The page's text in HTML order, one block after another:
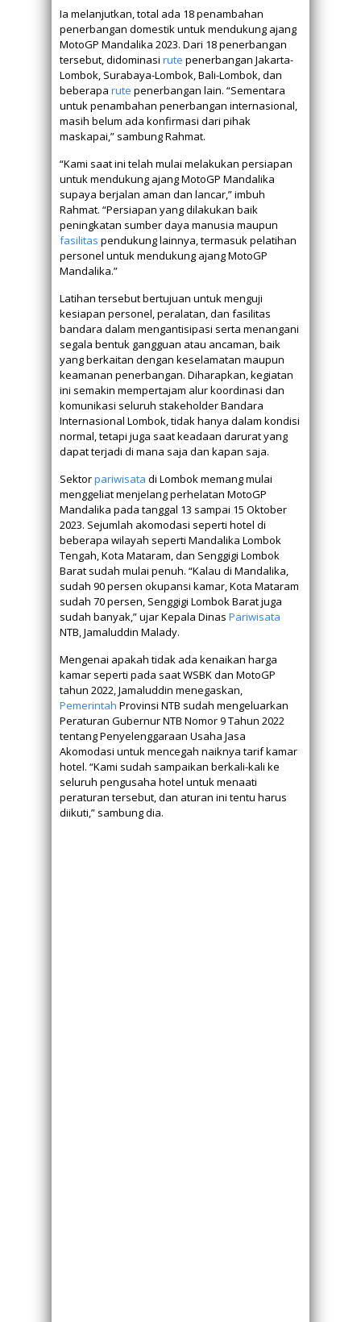
Ia melanjutkan, total ada 18 penambahan
penerbangan domestik untuk mendukung ajang
MotoGP Mandalika 2023. Dari 18 penerbangan
tersebut, didominasi rute penerbangan Jakarta-
Lombok, Surabaya-Lombok, Bali-Lombok, dan
beberapa rute penerbangan lain. “Sementara
untuk penambahan penerbangan internasional,
masih belum ada konfirmasi dari pihak
maskapai,” sambung Rahmat.
“Kami saat ini telah mulai melakukan persiapan
untuk mendukung ajang MotoGP Mandalika
supaya berjalan aman dan lancar,” imbuh
Rahmat. “Persiapan yang dilakukan baik
peningkatan sumber daya manusia maupun
fasilitas pendukung lainnya, termasuk pelatihan
personel untuk mendukung ajang MotoGP
Mandalika.”
Latihan tersebut bertujuan untuk menguji
kesiapan personel, peralatan, dan fasilitas
bandara dalam mengantisipasi serta menangani
segala bentuk gangguan atau ancaman, baik
yang berkaitan dengan keselamatan maupun
keamanan penerbangan. Diharapkan, kegiatan
ini semakin mempertajam alur koordinasi dan
komunikasi seluruh stakeholder Bandara
Internasional Lombok, tidak hanya dalam kondisi
normal, tetapi juga saat keadaan darurat yang
dapat terjadi di mana saja dan kapan saja.
Sektorpariwisata di Lombok memang mulai
menggeliat menjelang perhelatan MotoGP
Mandalika pada tanggal 13 sampai 15 Oktober
2023. Sejumlah akomodasi seperti hotel di
beberapa wilayah seperti Mandalika Lombok
Tengah, Kota Mataram, dan Senggigi Lombok
Barat sudah mulai penuh. “Kalau di Mandalika,
sudah 90 persen okupansi kamar, Kota Mataram
sudah 70 persen, Senggigi Lombok Barat juga
sudah banyak,” ujar Kepala Dinas Pariwisata
NTB, Jamaluddin Malady.
Mengenai apakah tidak ada kenaikan harga
kamar seperti pada saat WSBK dan MotoGP
tahun 2022, Jamaluddin menegaskan,
Pemerintah Provinsi NTB sudah mengeluarkan
Peraturan Gubernur NTB Nomor 9 Tahun 2022
tentang Penyelenggaraan Usaha Jasa
Akomodasi untuk mencegah naiknya tarif kamar
hotel. “Kami sudah sampaikan berkali-kali ke
seluruh pengusaha hotel untuk menaati
peraturan tersebut, dan aturan ini tentu harus
diikuti,” sambung dia.